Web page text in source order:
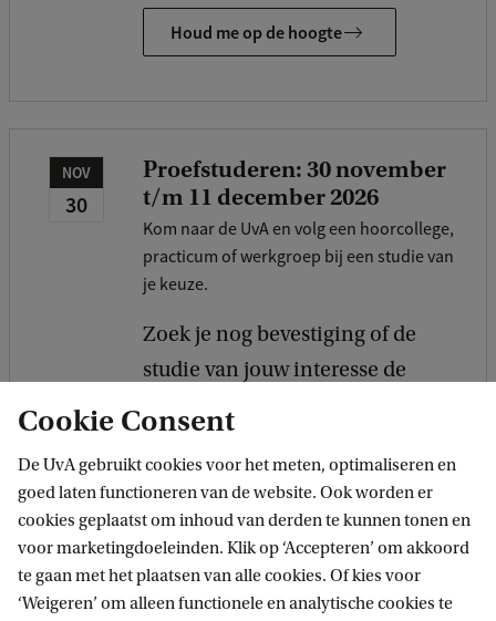
Houd me op de hoogte
NOV
30
Proefstuderen: 30 november
t/m 11 december 2026
Kom naar de UvA en volg een hoorcollege,
practicum of werkgroep bij een studie van
je keuze.
Zoek je nog bevestiging of de
studie van jouw interesse de
Proefstuderen.
Meer informatie
Cookie Consent
De UvA gebruikt cookies voor het meten, optimaliseren en
goed laten functioneren van de website. Ook worden er
cookies geplaatst om inhoud van derden te kunnen tonen en
voor marketingdoeleinden. Klik op ‘Accepteren’ om akkoord
te gaan met het plaatsen van alle cookies. Of kies voor
‘Weigeren’ om alleen functionele en analytische cookies te